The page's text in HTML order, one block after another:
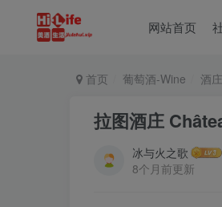
网站首页
首页 葡萄酒-Wine 酒
拉图酒庄
冰与火之歌
8个月前更新